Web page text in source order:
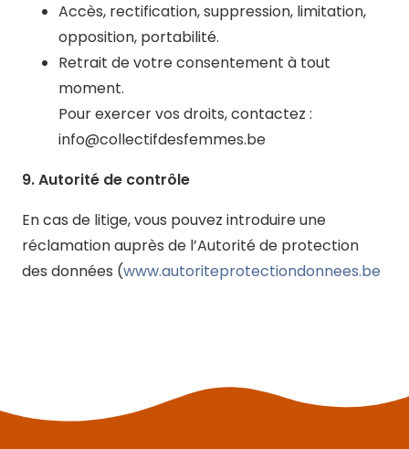
Accès, rectification, suppression, limitation,
opposition, portabilité.
Retrait de votre consentement à tout
moment.
Pour exercer vos droits, contactez :
info@collectifdesfemmes.be
9. Autorité de contrôle
En cas de litige, vous pouvez introduire une
réclamation auprès de l’Autorité de protection
des données (www.autoriteprotectiondonnees.be